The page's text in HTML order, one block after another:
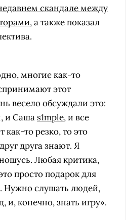
скандале между
, а также показал
многие как-то
этот
весело обсуждали это:
и Саша s1mple, и все
как-то резко, то это
друга знают. Я
Любая критика,
просто подарок для
Нужно слушать людей,
и, конечно, знать игру».